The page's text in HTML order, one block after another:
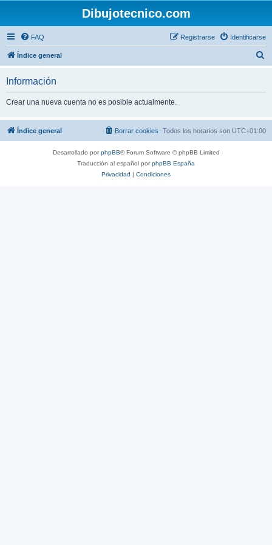
Dibujotecnico.com
FAQ Identificarse
Registrarse
Índice general
r
Información
Crear una nueva cuenta no es posible actualmente.
Índice general Todos los horarios son UTC+01:00
Borrar cookies
Desarrollado porphpBB® Forum Software © phpBB Limited
Traducción al español porphpBB España
Privacidad | Condiciones